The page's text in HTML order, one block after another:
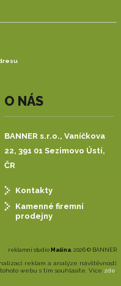
O NÁS
BANNER s.r.o., Vaníčkova
22, 391 01 Sezimovo Ústí,
ČR
Kontakty
Kamenné firemní
prodejny
reklamní studio Mašina, 2026 © BANNER
reklam a analýze návštěvnosti
webu s tím souhlasíte. Více zde